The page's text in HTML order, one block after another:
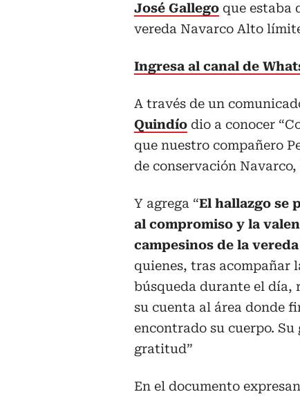
José Gallego que estaba
vereda Navarco Alto
Ingresa al canal de
A través de un
Quindío dio a conocer
que nuestro compañero
de conservación
Y agrega “El hallazgo se
al compromiso y la
campesinos de la
quienes, tras acompañar
búsqueda durante el día,
su cuenta al área donde
encontrado su cuerpo.
gratitud”
En el documento